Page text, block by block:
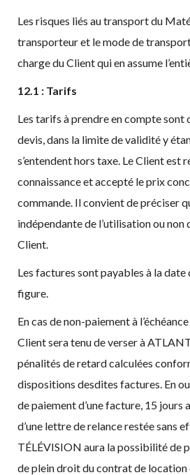
Les risques liés au transport du
transporteur et le mode de
charge du Client qui en assume
12.1 : Tarifs
Les tarifs à prendre en compte sont
devis, dans la limite de validité y
s’entendent hors taxe. Le Client est
connaissance et accepté le prix
commande. Il convient de préciser
indépendante de l’utilisation ou
Client.
Les factures sont payables à la date
figure.
En cas de non-paiement à
Client sera tenu de verser à
pénalités de retard calculées
dispositions desdites factures. En
de paiement d’une facture, 15 jours
d’une lettre de relance restée sans
TÉLÉVISION aura la possibilité de
de plein droit du contrat de location